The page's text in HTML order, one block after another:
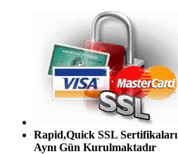
Rapid,Quick SSL Sertifikaları
Aynı Gün Kurulmaktadır